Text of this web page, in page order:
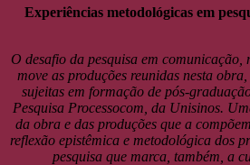
Experiências metodológicas em
O desafio da pesquisa em comunicação,
move as produções reunidas nesta
sujeitas em formação de pós-
Pesquisa Processocom, da Unisinos.
da obra e das produções que a
reflexão epistêmica e metodológica dos
pesquisa que marca, também, a